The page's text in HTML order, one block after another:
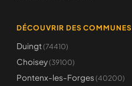
DÉCOUVRIR DES COMMUNES
Duingt(74410)
Choisey(39100)
Pontenx-les-Forges (40200)